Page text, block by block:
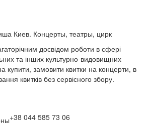
досвідом роботи в сфері
та інших культурно-видовищних
купити, замовити квитки на концерти, в
квитків без сервісного збору.
+38 044 585 73 06